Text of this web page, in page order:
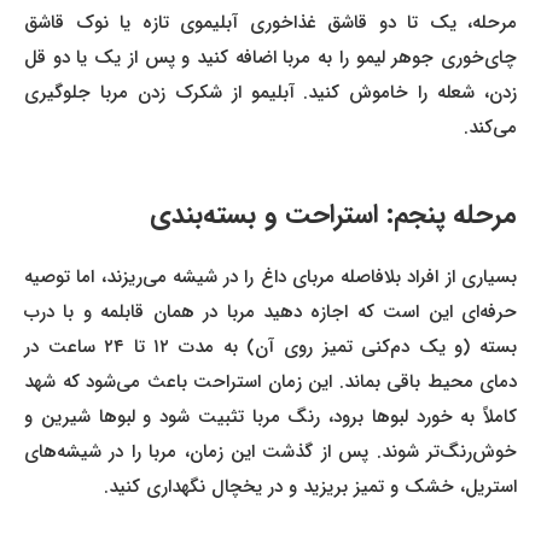
مرحله، یک تا دو قاشق غذاخوری آبلیموی تازه یا نوک قاشق
چای‌خوری جوهر لیمو را به مربا اضافه کنید و پس از یک یا دو قل
زدن، شعله را خاموش کنید. آبلیمو از شکرک زدن مربا جلوگیری
می‌کند.
مرحله پنجم: استراحت و بسته‌بندی
بسیاری از افراد بلافاصله مربای داغ را در شیشه می‌ریزند، اما توصیه
حرفه‌ای این است که اجازه دهید مربا در همان قابلمه و با درب
بسته (و یک دم‌کنی تمیز روی آن) به مدت ۱۲ تا ۲۴ ساعت در
دمای محیط باقی بماند. این زمان استراحت باعث می‌شود که شهد
کاملاً به خورد لبوها برود، رنگ مربا تثبیت شود و لبوها شیرین و
خوش‌رنگ‌تر شوند. پس از گذشت این زمان، مربا را در شیشه‌های
استریل، خشک و تمیز بریزید و در یخچال نگهداری کنید.